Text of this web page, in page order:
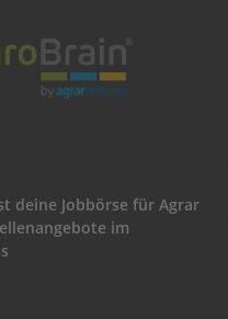
deine Jobbörse für Agrar
im